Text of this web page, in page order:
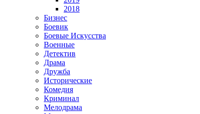
2018
Бизнес
Боевик
Боевые Искусства
Военные
Детектив
Драма
Дружба
Исторические
Комедия
Криминал
Мелодрама